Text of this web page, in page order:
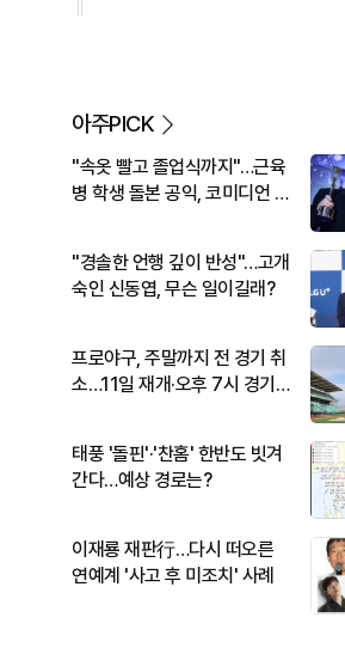
아주PICK
"속옷 빨고 졸업식까지"…근육
병 학생 돌본 공익, 코미디언 김
"경솔한 언행 깊이 반성"…고개
숙인 신동엽, 무슨 일이길래?
프로야구, 주말까지 전 경기 취
소…11일 재개·오후 7시 경기
태풍 '돌핀'·'찬홈' 한반도 빗겨
간다…예상 경로는?
이재룡 재판行…다시 떠오른
연예계 '사고 후 미조치' 사례